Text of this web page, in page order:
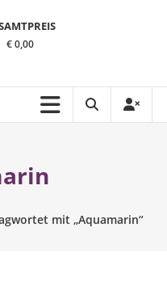
€ 0,00
mit „Aquamarin“